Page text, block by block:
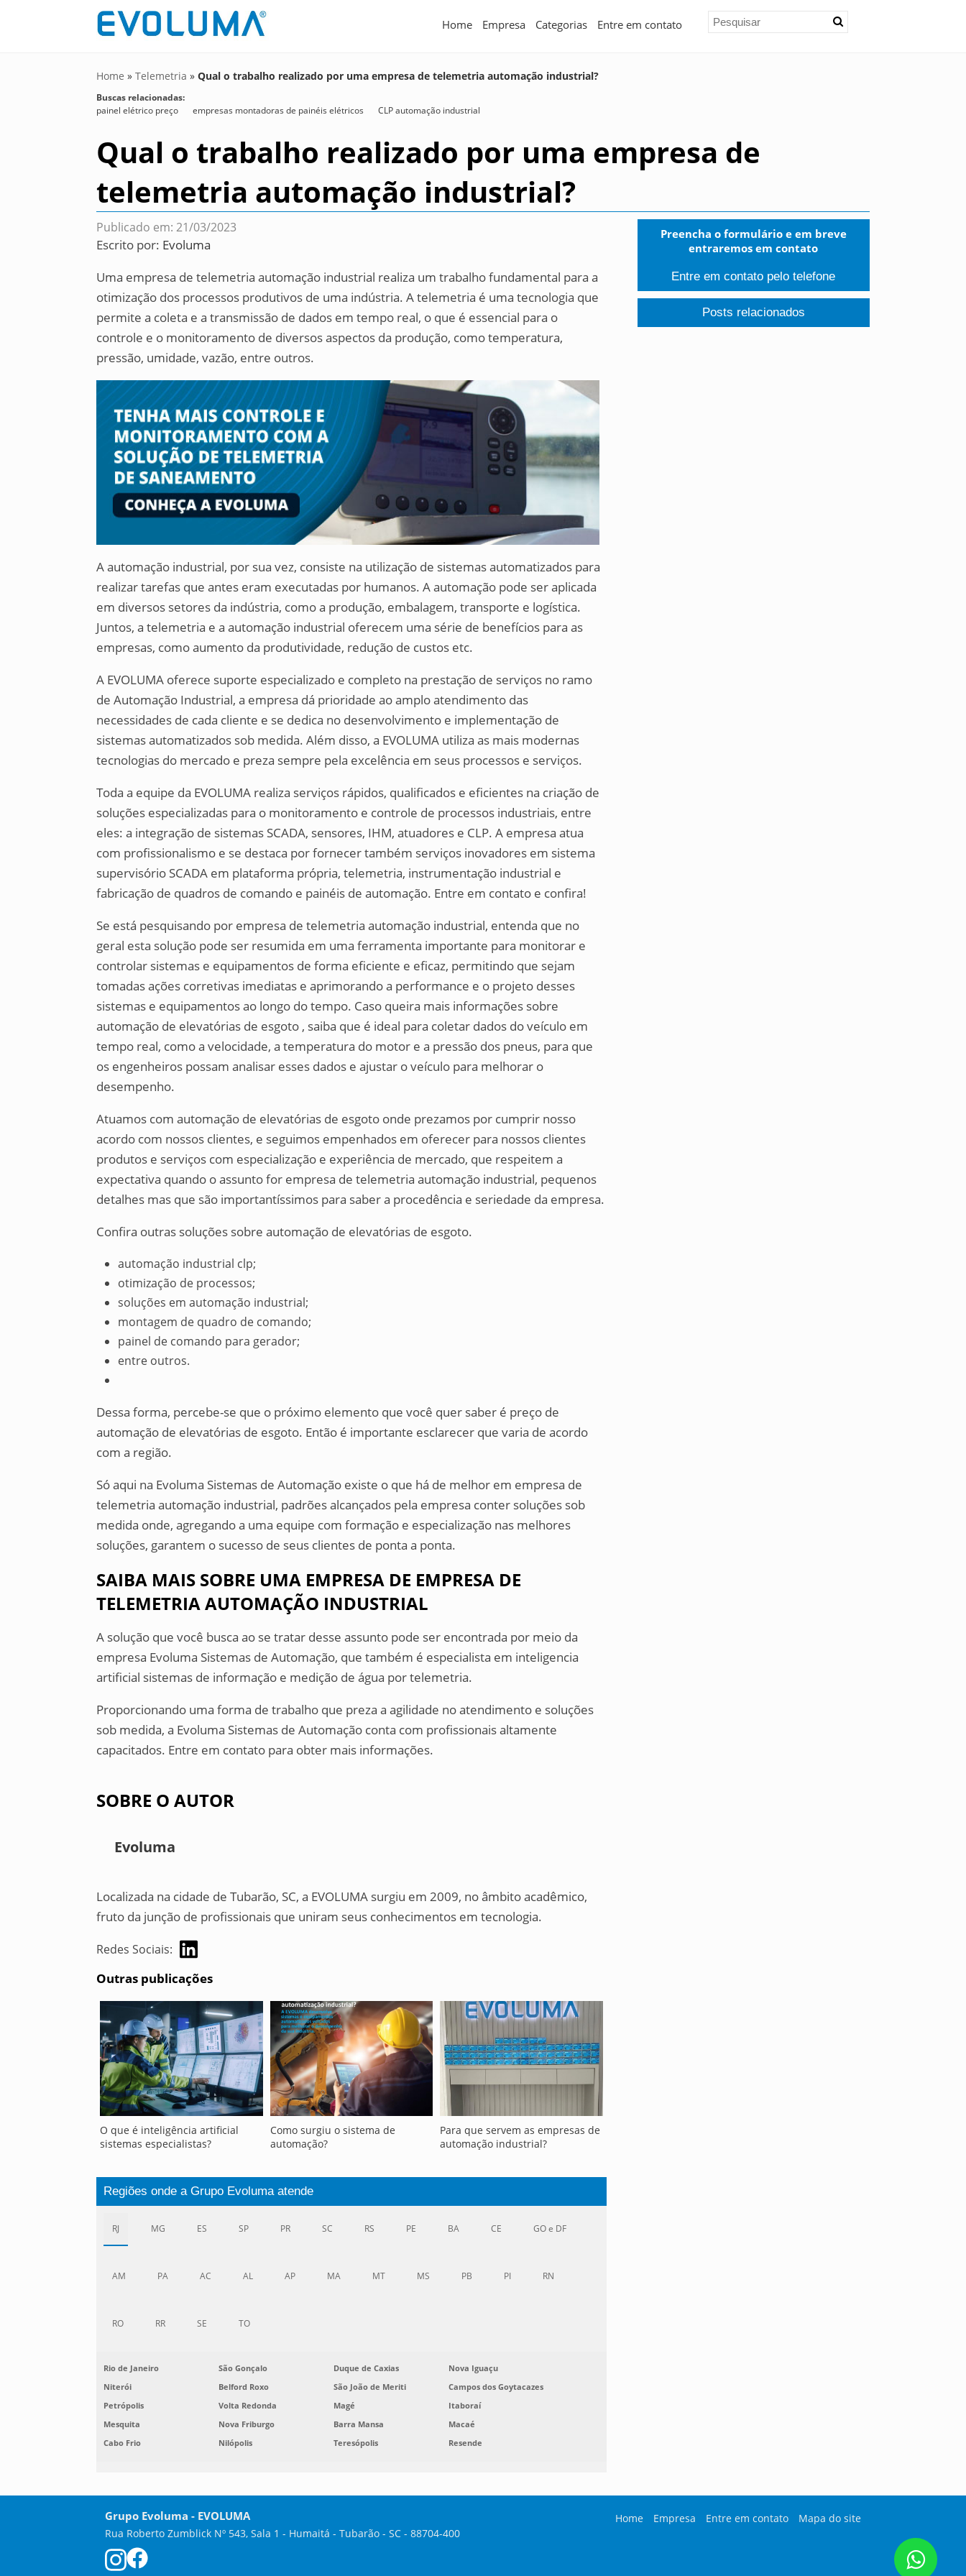
Home Empresa Categorias Entre em contato
Home »Telemetria »Qual o trabalho realizado por uma empresa de telemetria automação industrial?
Buscas relacionadas:
painel elétrico preço
empresas montadoras de painéis elétricos CLP automação industrial
Qual o trabalho realizado por uma empresa de
telemetria automação industrial?
Publicado em: 21/03/2023
Escrito por: Evoluma
Uma empresa de telemetria automação industrial realiza um trabalho fundamental para a
otimização dos processos produtivos de uma indústria. A telemetria é uma tecnologia que
permite a coleta e a transmissão de dados em tempo real, o que é essencial para o
controle e o monitoramento de diversos aspectos da produção, como temperatura,
pressão, umidade, vazão, entre outros.
A automação industrial, por sua vez, consiste na utilização de sistemas automatizados para
realizar tarefas que antes eram executadas por humanos. A automação pode ser aplicada
em diversos setores da indústria, como a produção, embalagem, transporte e logística.
Juntos, a telemetria e a automação industrial oferecem uma série de benefícios para as
empresas, como aumento da produtividade, redução de custos etc.
A EVOLUMA oferece suporte especializado e completo na prestação de serviços no ramo
de Automação Industrial, a empresa dá prioridade ao amplo atendimento das
necessidades de cada cliente e se dedica no desenvolvimento e implementação de
sistemas automatizados sob medida. Além disso, a EVOLUMA utiliza as mais modernas
tecnologias do mercado e preza sempre pela excelência em seus processos e serviços.
Toda a equipe da EVOLUMA realiza serviços rápidos, qualificados e eficientes na criação de
soluções especializadas para o monitoramento e controle de processos industriais, entre
eles: a integração de sistemas SCADA, sensores, IHM, atuadores e CLP. A empresa atua
com profissionalismo e se destaca por fornecer também serviços inovadores em sistema
supervisório SCADA em plataforma própria, telemetria, instrumentação industrial e
fabricação de quadros de comando e painéis de automação. Entre em contato e confira!
Se está pesquisando por empresa de telemetria automação industrial, entenda que no
geral esta solução pode ser resumida em uma ferramenta importante para monitorar e
controlar sistemas e equipamentos de forma eficiente e eficaz, permitindo que sejam
tomadas ações corretivas imediatas e aprimorando a performance e o projeto desses
sistemas e equipamentos ao longo do tempo. Caso queira mais informações sobre
automação de elevatórias de esgoto , saiba que é ideal para coletar dados do veículo em
tempo real, como a velocidade, a temperatura do motor e a pressão dos pneus, para que
os engenheiros possam analisar esses dados e ajustar o veículo para melhorar o
desempenho.
Atuamos com automação de elevatórias de esgoto onde prezamos por cumprir nosso
acordo com nossos clientes, e seguimos empenhados em oferecer para nossos clientes
produtos e serviços com especialização e experiência de mercado, que respeitem a
expectativa quando o assunto for empresa de telemetria automação industrial, pequenos
detalhes mas que são importantíssimos para saber a procedência e seriedade da empresa.
Confira outras soluções sobre automação de elevatórias de esgoto.
automação industrial clp;
otimização de processos;
soluções em automação industrial;
montagem de quadro de comando;
painel de comando para gerador;
entre outros.
Dessa forma, percebe-se que o próximo elemento que você quer saber é preço de
automação de elevatórias de esgoto. Então é importante esclarecer que varia de acordo
com a região.
Só aqui na Evoluma Sistemas de Automação existe o que há de melhor em empresa de
telemetria automação industrial, padrões alcançados pela empresa conter soluções sob
medida onde, agregando a uma equipe com formação e especialização nas melhores
soluções, garantem o sucesso de seus clientes de ponta a ponta.
SAIBA MAIS SOBRE UMA EMPRESA DE EMPRESA DE
TELEMETRIA AUTOMAÇÃO INDUSTRIAL
A solução que você busca ao se tratar desse assunto pode ser encontrada por meio da
empresa Evoluma Sistemas de Automação, que também é especialista em inteligencia
artificial sistemas de informação e medição de água por telemetria.
Proporcionando uma forma de trabalho que preza a agilidade no atendimento e soluções
sob medida, a Evoluma Sistemas de Automação conta com profissionais altamente
capacitados. Entre em contato para obter mais informações.
SOBRE O AUTOR
Evoluma
Localizada na cidade de Tubarão, SC, a EVOLUMA surgiu em 2009, no âmbito acadêmico,
fruto da junção de profissionais que uniram seus conhecimentos em tecnologia.
Redes Sociais:
Outras publicações
O que é inteligência artificial
sistemas especialistas?
Como surgiu o sistema de
automação?
Para que servem as empresas de
automação industrial?
Regiões onde a Grupo Evoluma atende
RJ MG ES SP PR SC RS PE BA CE GO e DF
AM PA AC AL AP MA MT MS PB PI RN
RO RR SE TO
Rio de Janeiro São Gonçalo Duque de Caxias
Nova Iguaçu
Niterói
Belford Roxo São João de Meriti
Campos dos Goytacazes
Petrópolis
Volta Redonda Magé
Itaboraí
Mesquita
Nova Friburgo Barra Mansa
Macaé
Cabo Frio
Nilópolis Teresópolis Resende
Preencha o formulário e em breve
entraremos em contato
Entre em contato pelo telefone
Posts relacionados
Grupo Evoluma - EVOLUMA
Rua Roberto Zumblick Nº 543, Sala 1 - Humaitá - Tubarão - SC - 88704-400
Home Empresa Entre em contato Mapa do site